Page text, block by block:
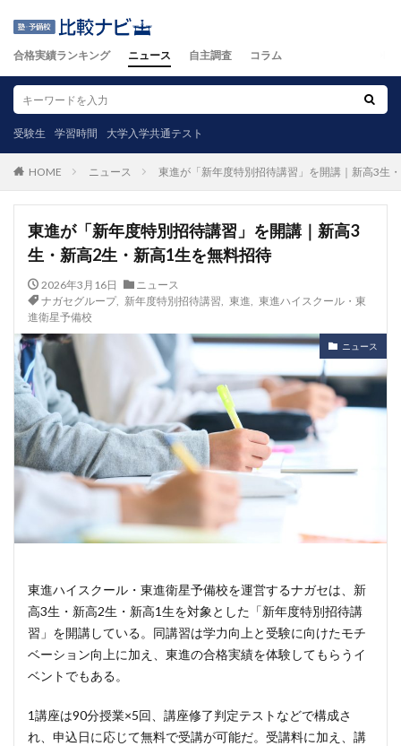
合格実績ランキング ニュース 自主調査 コラム
受験生 学習時間 大学入学共通テスト
HOME ニュース 東進が「新年度特別招待講習」を開講｜新高3生
東進が「新年度特別招待講習」を開講｜新高3
生・新高2生・新高1生を無料招待
2026年3月16日
ニュース
ナガセグループ, 新年度特別招待講習 東進
東進ハイスクール・東
進衛星予備校
ニュース
東進ハイスクール・東進衛星予備校を運営するナガセは、新
高3生・新高2生・新高1生を対象とした「新年度特別招待講
習」を開講している。同講習は学力向上と受験に向けたモチ
ベーション向上に加え、東進の合格実績を体験してもらうイ
ベントでもある。
1講座は90分授業×5回、講座修了判定テストなどで構成さ
れ、申込日に応じて無料で受講が可能だ。受講料に加え、講